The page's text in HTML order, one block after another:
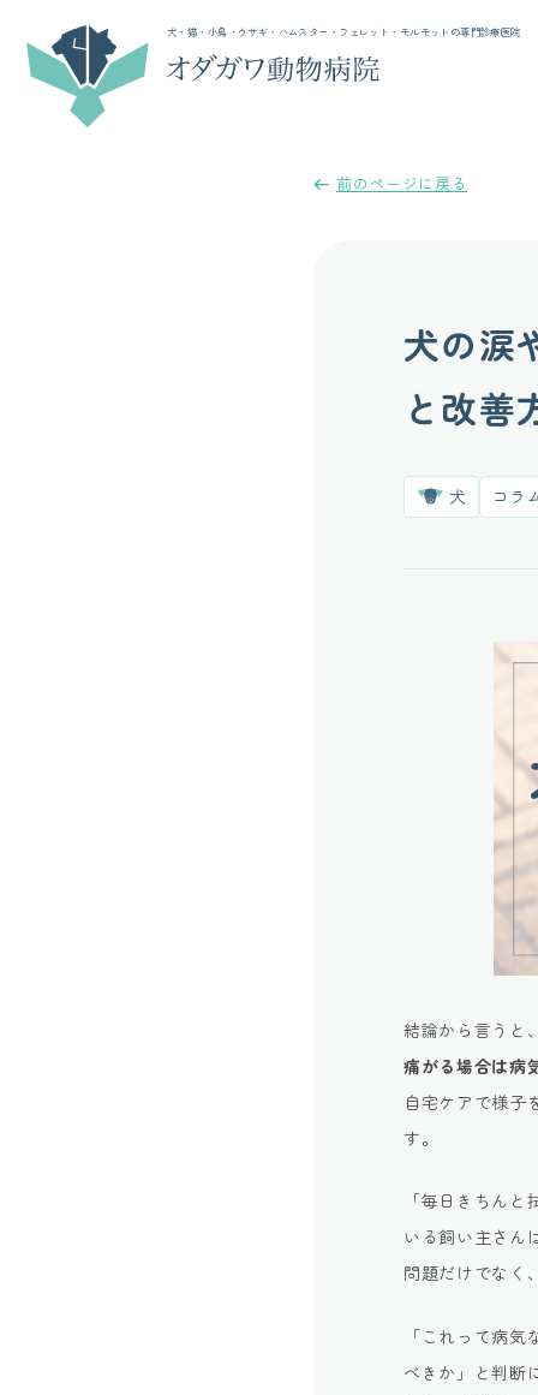
犬・猫・小鳥・ウサギ・ハムスター・フェレット・モルモットの専門診療医院
前のページに戻る
犬の涙
と改善
犬 コラ
結論から言うと
痛がる場合は病
自宅ケアで様子
す。
「毎日きちん
いる飼い主さん
問題だけでなく
「これって病
べきか」と判断